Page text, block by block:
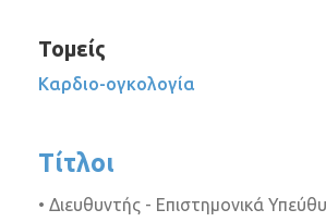
Τομείς
Καρδιο-ογκολογία
Τίτλοι
• Διευθυντής - Επιστημονικά